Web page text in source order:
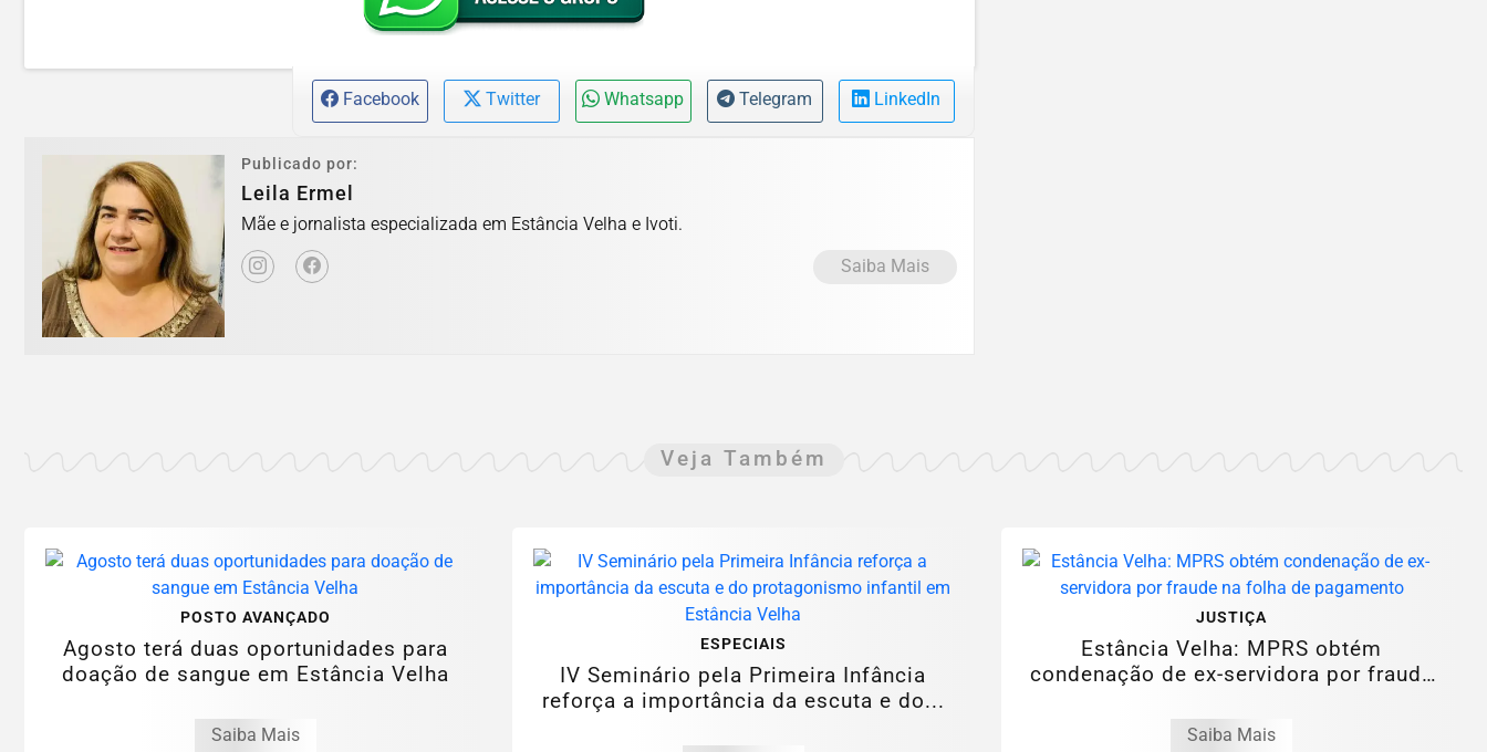
Facebook Twitter Whatsapp Telegram LinkedIn
Publicado por:
Leila Ermel
Mãe e jornalista especializada em Estância Velha e Ivoti.
Saiba Mais
Veja Também
POSTO AVANÇADO
Agosto terá duas oportunidades para
doação de sangue em Estância Velha
Saiba Mais
ESPECIAIS
IV Seminário pela Primeira Infância
reforça a importância da escuta e do...
JUSTIÇA
Estância Velha: MPRS obtém
condenação de ex-servidora por fraude
Saiba Mais